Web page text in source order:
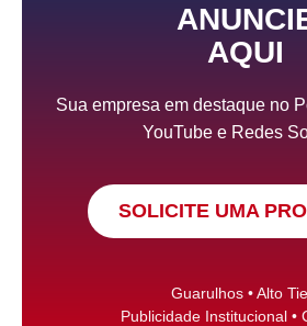
AQUI
Sua empresa em destaque no
YouTube e Redes
SOLICITE UMA
Guarulhos • Alto
Publicidade Institucional •